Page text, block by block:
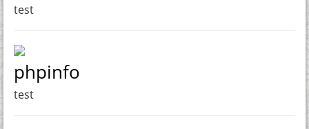
test
phpinfo
test